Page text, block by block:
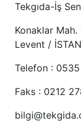
Tekgıda-İş
Konaklar
Levent /
Telefon :
Faks : 0212